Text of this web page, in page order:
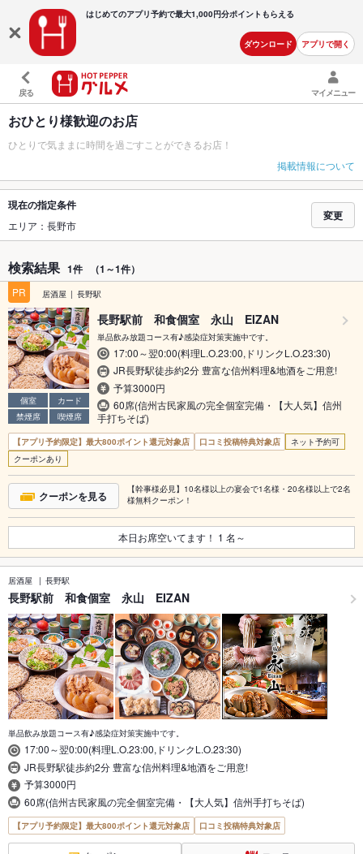
はじめてのアプリ予約で最大1,000円分ポイントもらえる
ダウンロード アプリで開く
戻る マイメニュー
おひとり様歓迎のお店
ひとりで気ままに時間を過ごすことができるお店！
掲載情報について
現在の指定条件
エリア：長野市
変更
検索結果 1件 （1～1件）
PR 居酒屋 長野駅
個室
カード
禁煙席
喫煙席
長野駅前 和食個室 永山 EIZAN
単品飲み放題コース有♪感染症対策実施中です。
17:00～翌0:00(料理L.O.23:00,ドリンクL.O.23:30)
JR長野駅徒歩約2分 豊富な信州料理&地酒をご用意!
予算3000円
60席(信州古民家風の完全個室完備・【大人気】信州
手打ちそば)
【アプリ予約限定】最大800ポイント還元対象店 口コミ投稿特典対象店
ネット予約可
クーポンあり
クーポンを見る
【幹事様必見】10名様以上の宴会で1名様・20名様以上で2名
様無料クーポン！
本日お席空いてます！ 1 名～
居酒屋 長野駅
長野駅前 和食個室 永山 EIZAN
単品飲み放題コース有♪感染症対策実施中です。
17:00～翌0:00(料理L.O.23:00,ドリンクL.O.23:30)
JR長野駅徒歩約2分 豊富な信州料理&地酒をご用意!
予算3000円
60席(信州古民家風の完全個室完備・【大人気】信州手打ちそば)
【アプリ予約限定】最大800ポイント還元対象店 口コミ投稿特典対象店